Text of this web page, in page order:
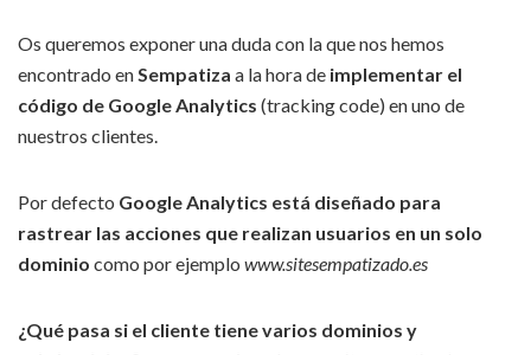
Os queremos exponer una duda con la que nos hemos
encontrado enSempatiza a la hora de implementar el
código de Google Analytics (tracking code) en uno de
nuestros clientes.
Por defecto Google Analytics está diseñado para
rastrear las acciones que realizan usuarios en un solo
dominio como por ejemplo www.sitesempatizado.es
¿Qué pasa si el cliente tiene varios dominios y